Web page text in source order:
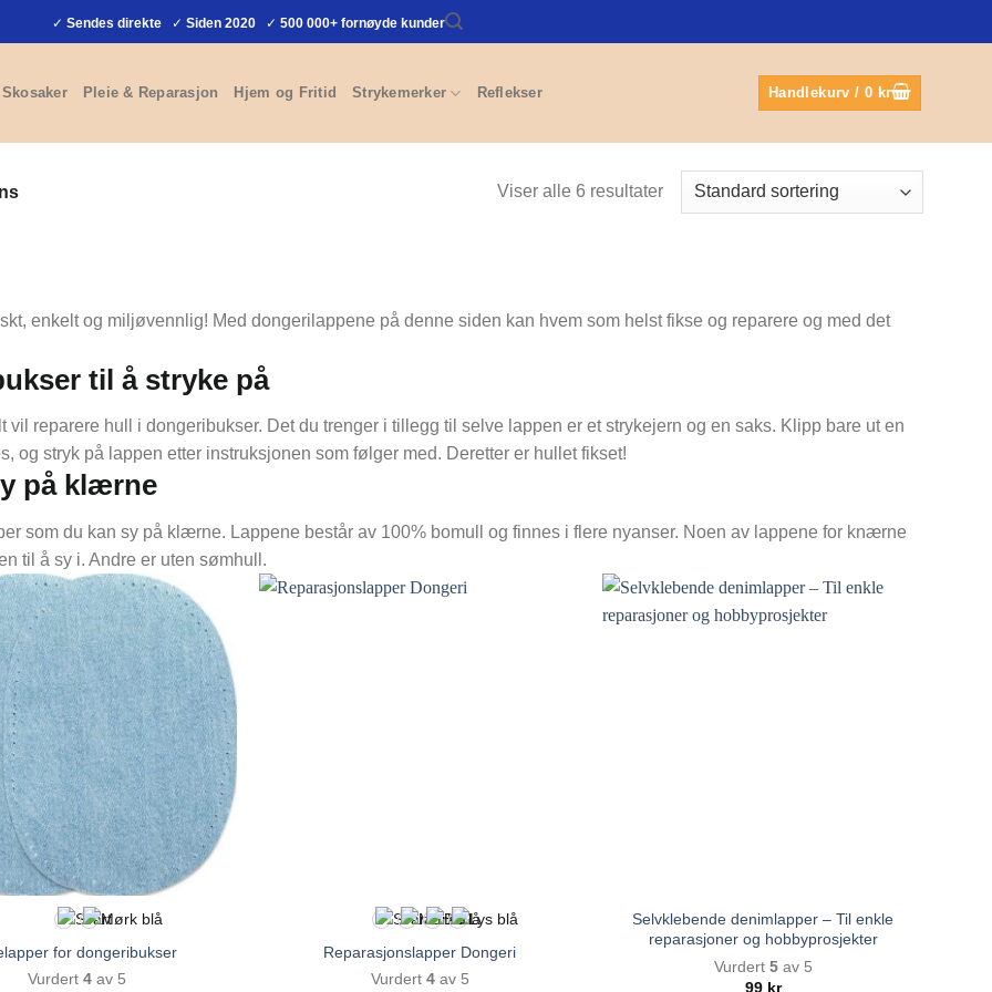
✓ Sendes direkte✓ Siden 2020✓ 500 000+ fornøyde kunder
Skosaker Pleie & Reparasjon Hjem og Fritid Strykemerker Reflekser Handlekurv / 0 kr
Viser alle 6 resultater
enkelt og miljøvennlig! Med dongerilappene på denne siden kan hvem som helst fikse og reparere og med det
til å stryke på
vil reparere hull i dongeribukser. Det du trenger i tillegg til selve lappen er et strykejern og en saks. Klipp bare ut en
og stryk på lappen etter instruksjonen som følger med. Deretter er hullet fikset!
på klærne
som du kan sy på klærne. Lappene består av 100% bomull og finnes i flere nyanser. Noen av lappene for knærne
til å sy i. Andre er uten sømhull.
for dongeribukser
Vurdert 4av 5
Reparasjonslapper Dongeri
Vurdert 4av 5
Selvklebende denimlapper – Til enkle
reparasjoner og hobbyprosjekter
Vurdert 5av 5
99 kr